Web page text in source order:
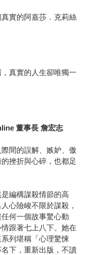
實的阿嘉莎．克莉絲
真實的人生卻唯獨一
董事長 詹宏志
間的誤解、嫉妒、傲
挫折與心碎，也都足
編構謀殺情節的高
心險峻不限於謀殺，
何一個故事驚心動
跟著七上八下。她在
列堪稱「心理驚悚
下，重新出版，不讀